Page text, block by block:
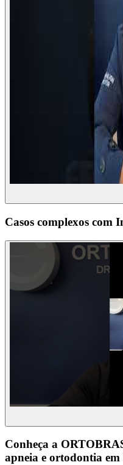
Casos complexos com
Conheça a
apneia e ortodontia